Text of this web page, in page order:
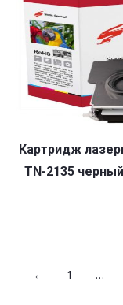
Картридж
TN-2135
← 1 …